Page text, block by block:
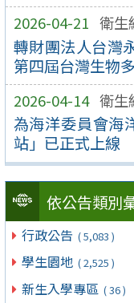
2026-04-21 衛生
轉財團法人台灣
第四屆台灣生物
2026-04-14 衛生
為海洋委員會海
站」已正式上線
依公告類別
行政公告 ( 5,083 )
學生園地 ( 2,525 )
新生入學專區 ( 36 )